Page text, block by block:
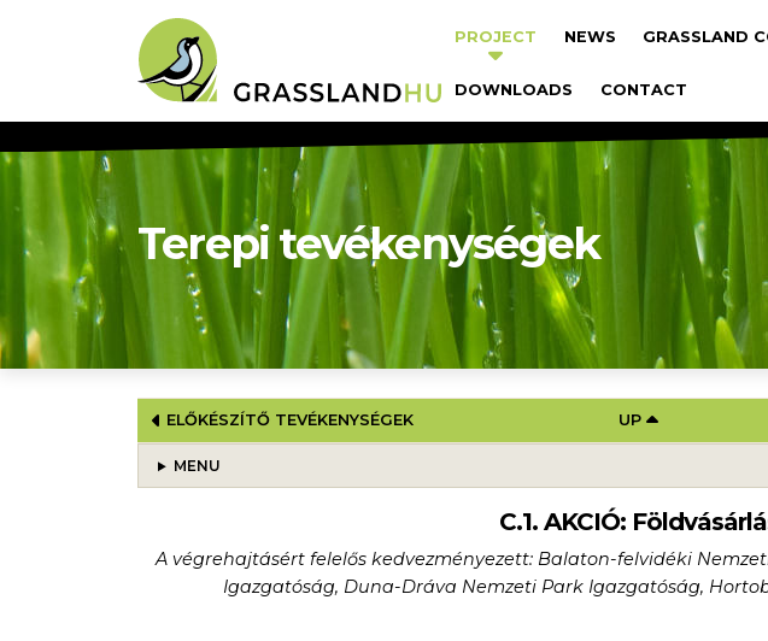
Fő navigáció
PROJECT NEWS GRASSLAND
DOWNLOADS CONTACT
Terepi tevékenységek
BOOK TRAVERSAL LINKS FOR TEREPI
ELŐKÉSZÍTŐ TEVÉKENYSÉGEK UP
MENU
C.1. AKCIÓ:
A végrehajtásért felelős kedvezményezett: Balaton-felvidéki
Igazgatóság, Duna-Dráva Nemzeti Park Igazgatóság,